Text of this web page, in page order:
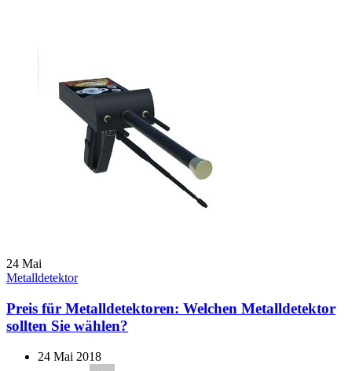
24 Mai
Metalldetektor
Preis für Metalldetektoren: Welchen Metalldetektor
sollten Sie wählen?
24 Mai 2018